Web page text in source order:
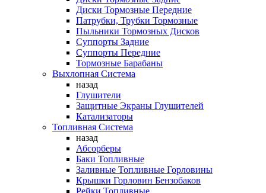
Диски Тормозные Передние
Патрубки, Трубки Тормозные
Пыльники Тормозных Дисков
Суппорты Задние
Суппорты Передние
Тормозные Барабаны
Выхлопная Система
назад
Глушители
Защитные Экраны Глушителей
Катализаторы
Топливная Система
назад
Абсорберы
Баки Топливные
Заливные Топливные Горловины
Крышки Горловин Бензобаков
Рейки Топливные